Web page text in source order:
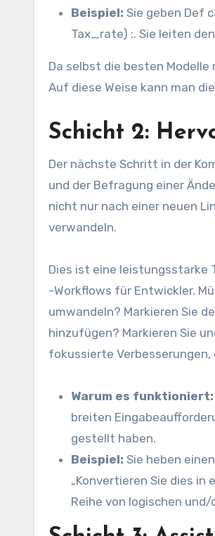
Beispiel: Sie geben Def
Tax_rate) :. Sie leiten
Da selbst die besten
Auf diese Weise kann man
Schicht 2:
Der nächste Schritt in der
und der Befragung einer
nicht nur nach einer neuen
verwandeln.
Dies ist eine leistungsstarke
-Workflows für Entwickler.
umwandeln? Markieren Sie
hinzufügen? Markieren Sie
fokussierte Verbesserungen,
Warum es funktioniert:
breiten
gestellt haben.
Beispiel: Sie heben
„Konvertieren Sie dies in
Reihe von logischen